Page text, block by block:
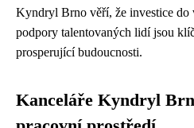
Kyndryl Brno věří, že investice do
podpory talentovaných lidí jsou
prosperující budoucnosti.
Kanceláře Kyndryl